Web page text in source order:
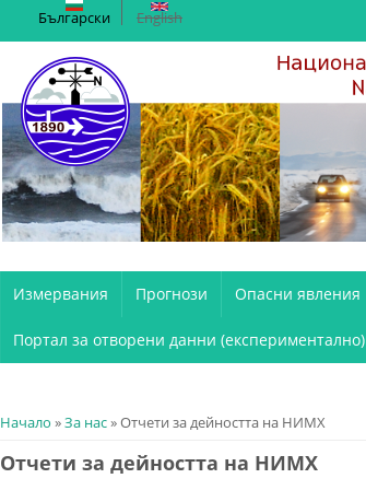
Български English
Измервания Прогнози Опасни явления
Портал за отворени данни (експериментално)
You are here
Начало »За нас» Отчети за дейността на НИМХ
Отчети за дейността на НИМХ